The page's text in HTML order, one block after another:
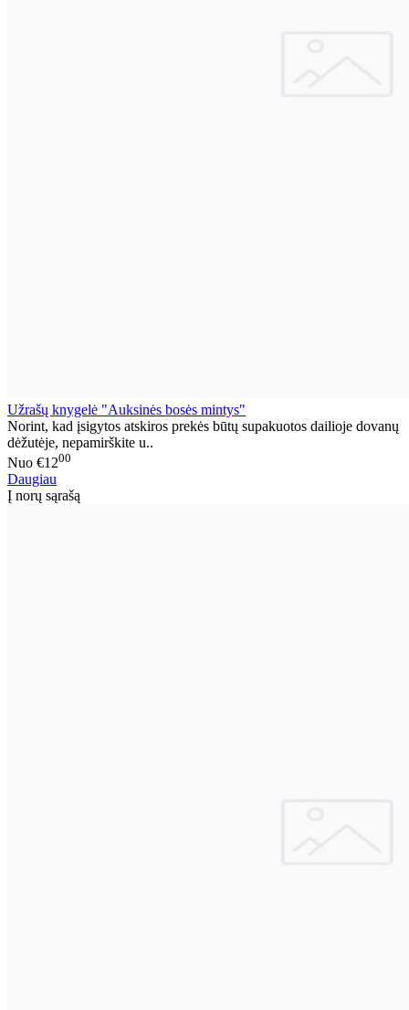
Užrašų knygelė "Auksinės bosės mintys"
Norint, kad įsigytos atskiros prekės būtų supakuotos dailioje dovanų
dėžutėje, nepamirškite u..
Nuo €1200
Daugiau
Į norų sąrašą